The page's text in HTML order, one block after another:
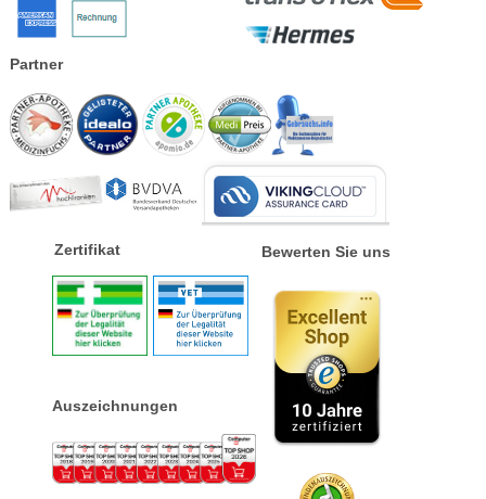
Partner
Zertifikat
Auszeichnungen
Bewerten Sie uns